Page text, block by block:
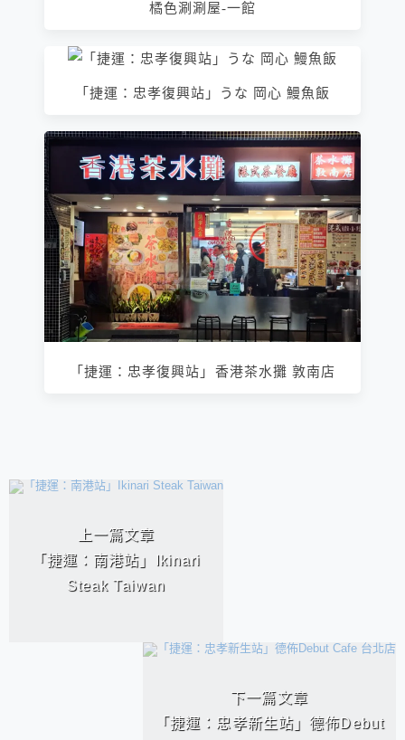
橘色涮涮屋-一館
「捷運：忠孝復興站」うな 岡心 鰻魚飯
「捷運：忠孝復興站」香港茶水攤 敦南店
相連文章
上一篇文章
「捷運：南港站」Ikinari
Steak Taiwan
下一篇文章
「捷運：忠孝新生站」德佈Debut